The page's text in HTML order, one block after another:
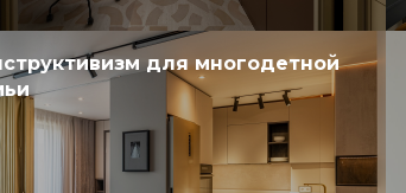
для многодетной